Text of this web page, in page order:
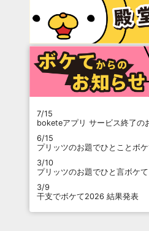
7/15
boketeアプリ サービス終了の
6/15
プリッツのお題でひとことボ
3/10
プリッツのお題でひと言ボケ
3/9
干支でボケて2026 結果発表